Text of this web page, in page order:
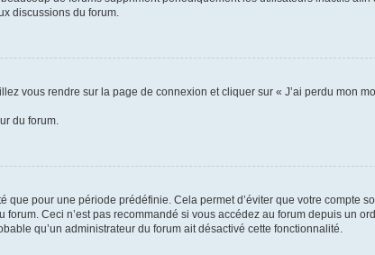
discussions du forum.
vous rendre sur la page de connexion et cliquer sur « J’ai perdu mon
du forum.
pour une période prédéfinie. Cela permet d’éviter que votre compte
Ceci n’est pas recommandé si vous accédez au forum depuis un
qu’un administrateur du forum ait désactivé cette fonctionnalité.